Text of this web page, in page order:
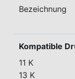
Bezeichnung
Kompatible
11 K
13 K